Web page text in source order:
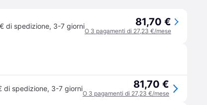
di spedizione, 3-7 giorni 81,70 €
O 3 pagamenti di 27,23 €/mese
di spedizione, 3-7 giorni 81,70 €
O 3 pagamenti di 27,23 €/mese